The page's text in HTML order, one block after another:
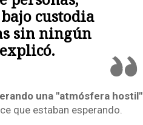
custodia
sin ningún
una "atmósfera hostil"
que estaban esperando.